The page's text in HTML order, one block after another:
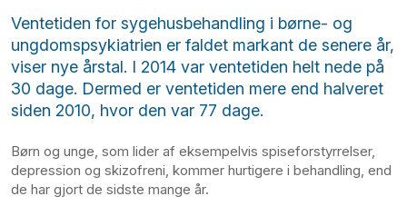
Ventetiden for sygehusbehandling i børne- og
ungdomspsykiatrien er faldet markant de senere år,
viser nye årstal. I 2014 var ventetiden helt nede på
30 dage. Dermed er ventetiden mere end halveret
siden 2010, hvor den var 77 dage.
Børn og unge, som lider af eksempelvis spiseforstyrrelser,
depression og skizofreni, kommer hurtigere i behandling, end
de har gjort de sidste mange år.